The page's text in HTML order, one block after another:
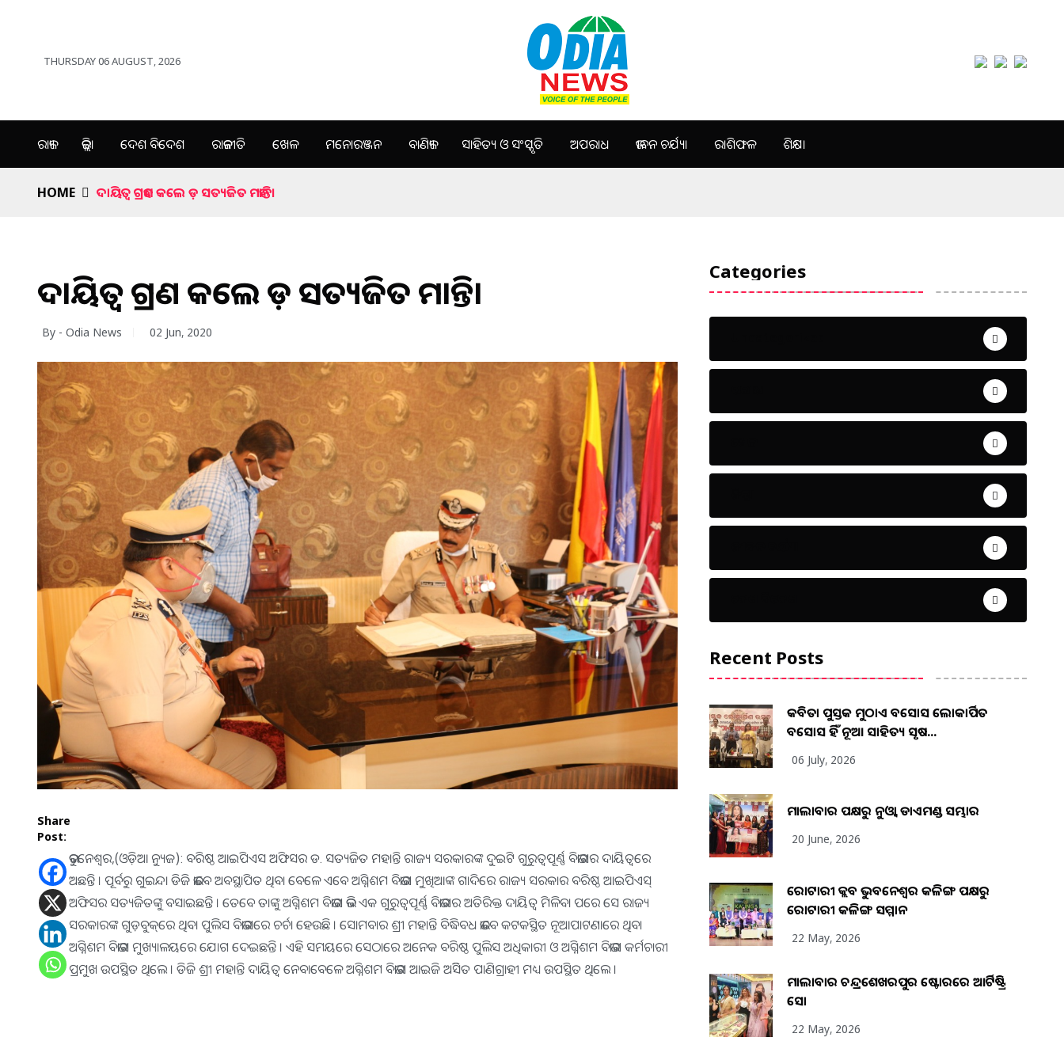
THURSDAY 06 AUGUST, 2026
ରାଜ୍ୟ ଜିଲ୍ଲା ଦେଶ ବିଦେଶ ରାଜନୀତି ଖେଳ ମନୋରଞ୍ଜନ ବାଣିଜ୍ୟ ସାହିତ୍ୟ ଓ ସଂସ୍କୃତି ଅପରାଧ ଜୀବନ ଚର୍ଯ୍ୟା ରାଶିଫଳ ଶିକ୍ଷା
HOME ଦାୟିତ୍ୱ ଗ୍ରହଣ କଲେ ଡ଼ ସତ୍ୟଜିତ ମହାନ୍ତି।
ଦାୟିତ୍ୱ ଗ୍ରହଣ କଲେ ଡ଼ ସତ୍ୟଜିତ ମହାନ୍ତି।
By - Odia News 02 Jun, 2020
Share
Post:
ଭୁବନେଶ୍ୱର,(ଓଡ଼ିଆ ନ୍ୟୁଜ): ବରିଷ୍ଠ ଆଇପିଏସ ଅଫିସର ଡ. ସତ୍ୟଜିତ ମହାନ୍ତି ରାଜ୍ୟ ସରକାରଙ୍କ ଦୁଇଟି ଗୁରୁତ୍ୱପୂର୍ଣ୍ଣ ବିଭାଗର ଦାୟିତ୍ୱରେ
ଅଛନ୍ତି । ପୂର୍ବରୁ ଗୁଇନ୍ଦା ଡିଜି ଭାବେ ଅବସ୍ଥାପିତ ଥିବା ବେଳେ ଏବେ ଅଗ୍ନିଶମ ବିଭାଗ ମୁଖିଆଙ୍କ ଗାଦିରେ ରାଜ୍ୟ ସରକାର ବରିଷ୍ଠ ଆଇପିଏସ୍
ଅଫିସର ସତ୍ୟଜିତଙ୍କୁ ବସାଇଛନ୍ତି । ତେବେ ତାଙ୍କୁ ଅଗ୍ନିଶମ ବିଭାଗ ଭଳି ଏକ ଗୁରୁତ୍ୱପୂର୍ଣ୍ଣ ବିଭାଗର ଅତିରିକ୍ତ ଦାୟିତ୍ୱ ମିଳିବା ପରେ ସେ ରାଜ୍ୟ
ସରକାରଙ୍କ ଗୁଡ଼ବୁକ୍‌ରେ ଥିବା ପୁଲିସ ବିଭାଗରେ ଚର୍ଚା ହେଉଛି । ସୋମବାର ଶ୍ରୀ ମହାନ୍ତି ବିଦ୍ଧିବଧ ଭାବେ କଟକସ୍ଥିତ ନୂଆପାଟଣାରେ ଥିବା
ଅଗ୍ନିଶମ ବିଭାଗ ମୁଖ୍ୟାଳୟରେ ଯୋଗ ଦେଇଛନ୍ତି । ଏହି ସମୟରେ ସେଠାରେ ଅନେକ ବରିଷ୍ଠ ପୁଲିସ ଅଧିକାରୀ ଓ ଅଗ୍ନିଶମ ବିଭାଗ କର୍ମଚାରୀ
ପ୍ରମୁଖ ଉପସ୍ଥିତ ଥିଲେ । ଡିଜି ଶ୍ରୀ ମହାନ୍ତି ଦାୟିତ୍ୱ ନେବାବେଳେ ଅଗ୍ନିଶମ ବିଭାଗ ଆଇଜି ଅସିିତ ପାଣିଗ୍ରାହୀ ମଧ୍ୟ ଉପସ୍ଥିତ ଥିଲେ ।
Categories
Recent Posts
କବିତା ପୁସ୍ତକ ମୁଠାଏ ଅବସୋସ ଲୋକାର୍ପିତ
ଅବସୋସ ହିଁ ନୂଆ ସାହିତ୍ୟ ସୃଷ...
06 July, 2026
ମାଲାବାର ପକ୍ଷରୁ ନୁଓ୍ବା ଡାଏମଣ୍ଡ ସମ୍ଭାର
20 June, 2026
ରୋଟାରୀ କ୍ଲବ ଭୁବନେଶ୍ୱର କଳିଙ୍ଗ ପକ୍ଷରୁ
ରୋଟାରୀ କଳିଙ୍ଗ ସମ୍ମାନ
22 May, 2026
ମାଲାବାର ଚନ୍ଦ୍ରଶେଖରପୁର ଷ୍ଟୋରରେ ଆର୍ଟିଷ୍ଟ୍ରି
ସୋ
22 May, 2026